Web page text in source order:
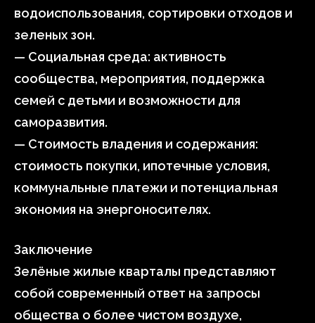
водоиспользования, сортировки отходов и
зеленых зон.
— Социальная среда: активность
сообщества, мероприятия, поддержка
семей с детьми и возможности для
саморазвития.
— Стоимость владения и содержания:
стоимость покупки, ипотечные условия,
коммунальные платежи и потенциальная
экономия на энергоносителях.
Заключение
Зелёные жилые кварталы представляют
собой современный ответ на запросы
общества о более чистом воздухе,